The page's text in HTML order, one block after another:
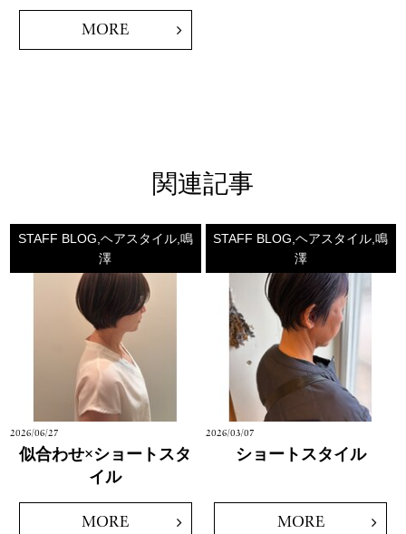
MORE
関連記事
STAFF BLOG,ヘアスタイル,鳴
澤
2026/06/27
似合わせ×ショートスタ
イル
MORE
STAFF BLOG,ヘアスタイル,鳴
澤
2026/03/07
ショートスタイル
MORE